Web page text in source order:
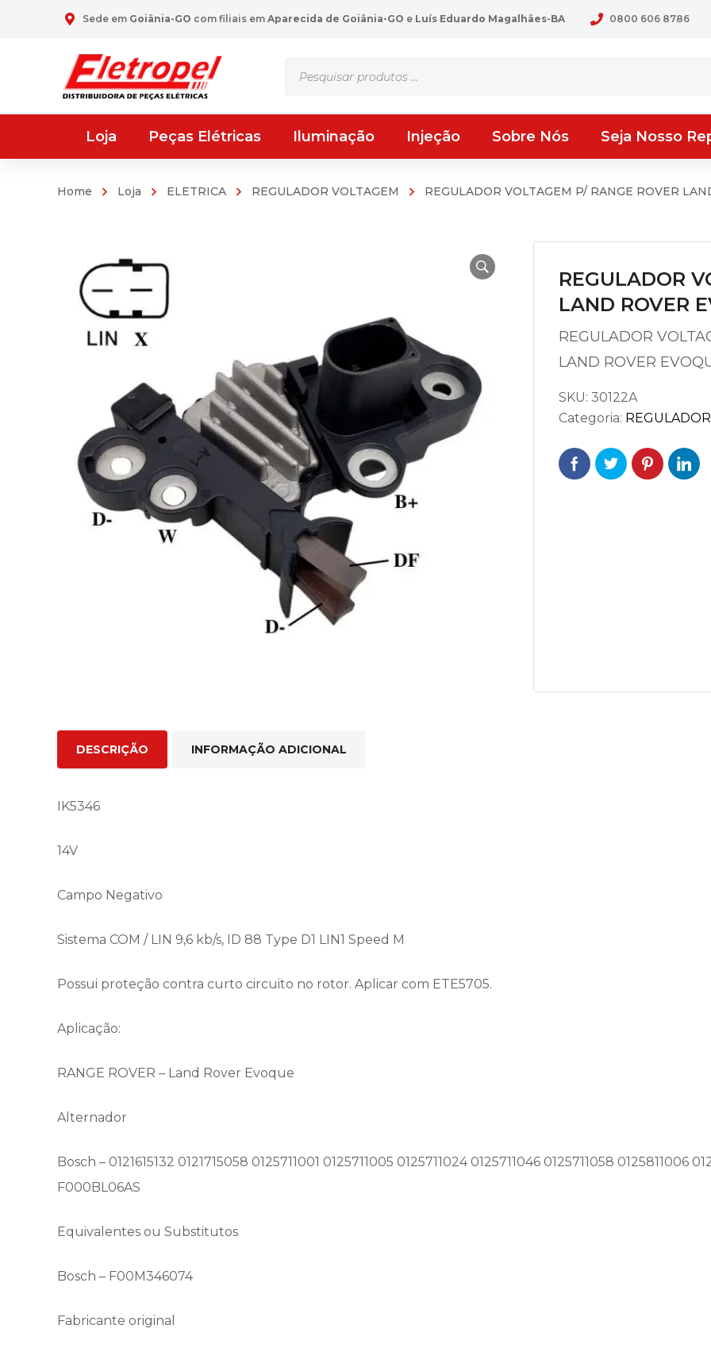
Sede em Goiânia-GO com filiais em Aparecida de Goiânia-GO e Luís Eduardo Magalhães-BA 0800 606 8786
Loja Peças Elétricas Iluminação Injeção Sobre Nós Seja Nosso
Home Loja ELETRICA REGULADOR VOLTAGEM REGULADOR VOLTAGEM P/ RANGE ROVER
REGULADOR
LAND ROVER
REGULADOR
LAND ROVER
SKU: 30122A
Categoria:
DESCRIÇÃO INFORMAÇÃO ADICIONAL
IK5346
14V
Campo Negativo
Sistema COM / LIN 9,6 kb/s, ID 88 Type D1 LIN1 Speed M
Possui proteção contra curto circuito no rotor. Aplicar com ETE5705.
Aplicação:
RANGE ROVER – Land Rover Evoque
Alternador
Bosch – 0121615132 0121715058 0125711001 0125711005 0125711024 0125711046 0125711058
F000BL06AS
Equivalentes ou Substitutos
Bosch – F00M346074
Fabricante original